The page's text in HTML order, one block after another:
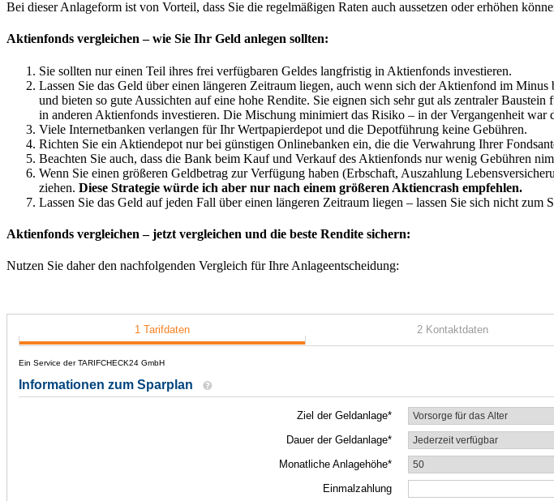
Bei dieser Anlageform ist von Vorteil, dass Sie die regelmäßigen Raten auch aussetzen oder erhöhen
Aktienfonds vergleichen – wie Sie Ihr Geld anlegen sollten:
Sie sollten nur einen Teil ihres frei verfügbaren Geldes langfristig in Aktienfonds investieren.
Lassen Sie das Geld über einen längeren Zeitraum liegen, auch wenn sich der Aktienfond im
und bieten so gute Aussichten auf eine hohe Rendite. Sie eignen sich sehr gut als zentraler
in anderen Aktienfonds investieren. Die Mischung minimiert das Risiko – in der Vergangenheit war
Viele Internetbanken verlangen für Ihr Wertpapierdepot und die Depotführung keine Gebühren.
Richten Sie ein Aktiendepot nur bei günstigen Onlinebanken ein, die die Verwahrung Ihrer
Beachten Sie auch, dass die Bank beim Kauf und Verkauf des Aktienfonds nur wenig Gebühren
Wenn Sie einen größeren Geldbetrag zur Verfügung haben (Erbschaft, Auszahlung
ziehen. Diese Strategie würde ich aber nur nach einem größeren Aktiencrash empfehlen.
Lassen Sie das Geld auf jeden Fall über einen längeren Zeitraum liegen – lassen Sie sich nicht
Aktienfonds vergleichen – jetzt vergleichen und die beste Rendite sichern:
Nutzen Sie daher den nachfolgenden Vergleich für Ihre Anlageentscheidung: